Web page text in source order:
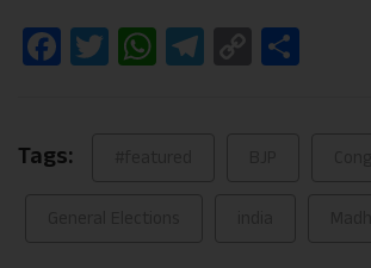
Facebook
Twitter
WhatsApp
Telegram
Copy
Tags: